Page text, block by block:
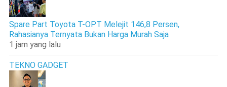
Spare Part Toyota T-OPT Melejit 146,8 Persen,
Rahasianya Ternyata Bukan Harga Murah Saja
1 jam yang lalu
TEKNO GADGET